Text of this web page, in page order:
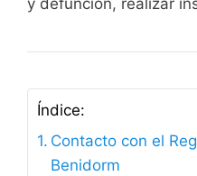
y defunción, realizar
Índice:
Contacto con el
Benidorm